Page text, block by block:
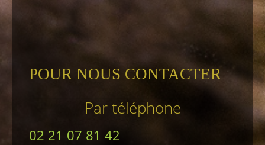
POUR NOUS CONTACTER
Par téléphone
02 21 07 81 42